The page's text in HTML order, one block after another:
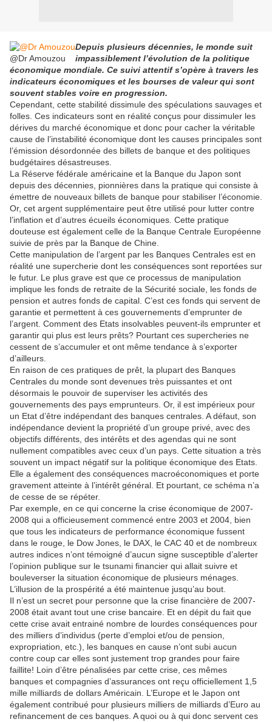
@Dr Amouzou
Depuis plusieurs décennies, le monde suit
impassiblement l’évolution de la politique
économique mondiale. Ce suivi attentif s’opère à travers les
indicateurs économiques et les bourses de valeur qui sont
souvent stables voire en progression.
Cependant, cette stabilité dissimule des spéculations sauvages et
folles. Ces indicateurs sont en réalité conçus pour dissimuler les
dérives du marché économique et donc pour cacher la véritable
cause de l’instabilité économique dont les causes principales sont
l’émission désordonnée des billets de banque et des politiques
budgétaires désastreuses.
La Réserve fédérale américaine et la Banque du Japon sont
depuis des décennies, pionnières dans la pratique qui consiste à
émettre de nouveaux billets de banque pour stabiliser l’économie.
Or, cet argent supplémentaire peut être utilisé pour lutter contre
l’inflation et d’autres écueils économiques. Cette pratique
douteuse est également celle de la Banque Centrale Européenne
suivie de près par la Banque de Chine.
Cette manipulation de l’argent par les Banques Centrales est en
réalité une supercherie dont les conséquences sont reportées sur
le futur. Le plus grave est que ce processus de manipulation
implique les fonds de retraite de la Sécurité sociale, les fonds de
pension et autres fonds de capital. C’est ces fonds qui servent de
garantie et permettent à ces gouvernements d’emprunter de
l’argent. Comment des Etats insolvables peuvent-ils emprunter et
garantir qui plus est leurs prêts? Pourtant ces supercheries ne
cessent de s’accumuler et ont même tendance à s’exporter
d’ailleurs.
En raison de ces pratiques de prêt, la plupart des Banques
Centrales du monde sont devenues très puissantes et ont
désormais le pouvoir de superviser les activités des
gouvernements des pays emprunteurs. Or, il est impérieux pour
un Etat d’être indépendant des banques centrales. A défaut, son
indépendance devient la propriété d’un groupe privé, avec des
objectifs différents, des intérêts et des agendas qui ne sont
nullement compatibles avec ceux d’un pays. Cette situation a très
souvent un impact négatif sur la politique économique des Etats.
Elle a également des conséquences macroéconomiques et porte
gravement atteinte à l’intérêt général. Et pourtant, ce schéma n’a
de cesse de se répéter.
Par exemple, en ce qui concerne la crise économique de 2007-
2008 qui a officieusement commencé entre 2003 et 2004, bien
que tous les indicateurs de performance économique fussent
dans le rouge, le Dow Jones, le DAX, le CAC 40 et de nombreux
autres indices n’ont témoigné d’aucun signe susceptible d’alerter
l’opinion publique sur le tsunami financier qui allait suivre et
bouleverser la situation économique de plusieurs ménages.
L’illusion de la prospérité a été maintenue jusqu’au bout.
Il n’est un secret pour personne que la crise financière de 2007-
2008 était avant tout une crise bancaire. Et en dépit du fait que
cette crise avait entrainé nombre de lourdes conséquences pour
des milliers d’individus (perte d’emploi et/ou de pension,
expropriation, etc.), les banques en cause n’ont subi aucun
contre coup car elles sont justement trop grandes pour faire
faillite! Loin d’être pénalisées par cette crise, ces mêmes
banques et compagnies d’assurances ont reçu officiellement 1,5
mille milliards de dollars Américain. L’Europe et le Japon ont
également contribué pour plusieurs milliers de milliards d’Euro au
refinancement de ces banques. A quoi ou à qui donc servent ces